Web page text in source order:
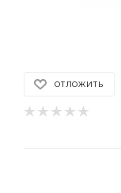
ОТЛОЖИТЬ